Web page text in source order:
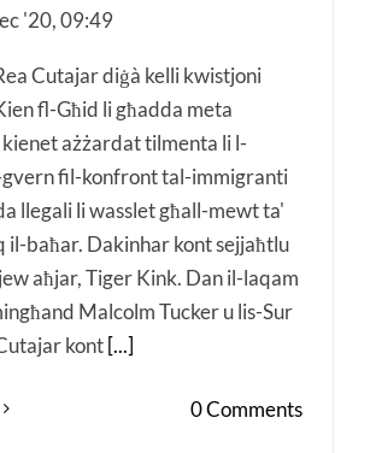
'20, 09:49
Cutajar diġà kelli kwistjoni
fl-Għid li għadda meta
ażżardat tilmenta li l-
fil-konfront tal-immigranti
llegali li wasslet għall-mewt ta'
il-baħar. Dakinhar kont sejjaħtlu
aħjar, Tiger Kink. Dan il-laqam
Malcolm Tucker u lis-Sur
kont[...]
0 Comments